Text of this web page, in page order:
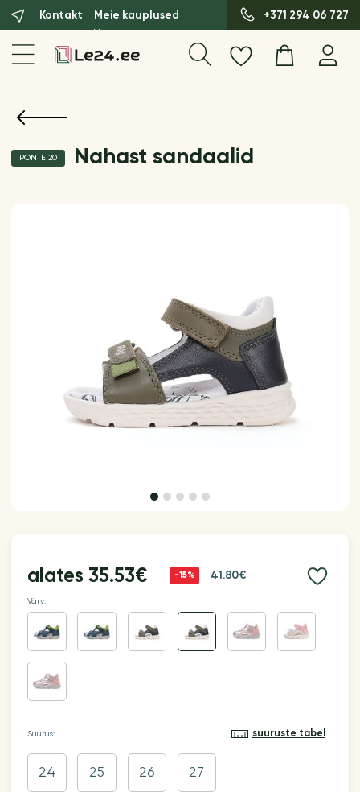
Kontakt Meie kauplused +371 294 06 727
PONTE 20 Nahast sandaalid
alates35.53€ -15% 41.80€
Värv:
Suurus: suuruste tabel
24 25 26 27